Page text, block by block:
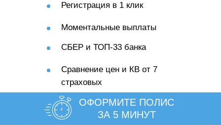
Регистрация в 1 клик
Моментальные выплаты
СБЕР и ТОП-33 банка
Сравнение цен и КВ от 7
страховых
ОФОРМИТЕ ПОЛИС
ЗА 5 МИНУТ